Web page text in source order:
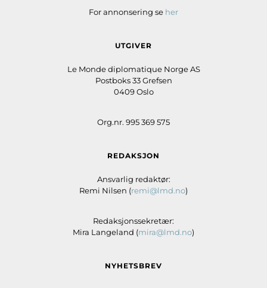
For annonsering se her
UTGIVER
Le Monde diplomatique Norge AS
Postboks 33 Grefsen
0409 Oslo
Org.nr. 995 369 575
REDAKSJON
Ansvarlig redaktør:
Remi Nilsen (remi@lmd.no)
Redaksjonssekretær:
Mira Langeland (mira@lmd.no)
NYHETSBREV